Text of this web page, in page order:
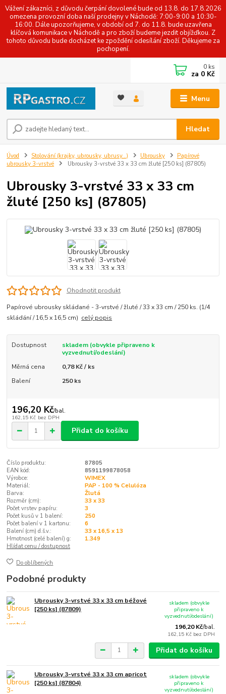
Vážení zákazníci, z důvodu čerpání dovolené bude od 13.8. do 17.8.2026
omezena provozní doba naší prodejny v Náchodě: 7:00-9:00 a 10:30-
16:00. Dále upozorňujeme, v období od 7. do 11.8. bude uzavřena
klíčová komunikace v Náchodě a pro zboží budeme jezdit objížďkou. Z
tohoto důvodu bude docházet ke zpoždění odesílání zboží. Děkujeme za
pochopení.
Menu
Hledat
0 ks
za 0 Kč
Úvod Stolování (krajky, ubrousky, ubrusy...) Ubrousky
Papírové
ubrousky 3-vrstvé
Ubrousky 3-vrstvé 33 x 33 cm žluté [250 ks] (87805)
Ubrousky 3-vrstvé 33 x 33 cm
žluté [250 ks] (87805)
Ohodnotit produkt
Papírové ubrousky skládané - 3-vrstvé / žluté / 33 x 33 cm / 250 ks. (1/4
skládání / 16,5 x 16,5 cm) celý popis
Dostupnost
skladem (obvykle připraveno k
vyzvednutí/odeslání)
Měrná cena
0,78 Kč / ks
Balení
250 ks
196,20 Kč/bal.
162,15 Kč bez DPH
Přidat do košíku
Číslo produktu:
87805
EAN kód:
8591199878058
Výrobce:
WIMEX
Materiál:
PAP - 100 % Celulóza
Barva:
Žlutá
Rozměr (cm):
33 x 33
Počet vrstev papíru:
3
Počet kusů v 1 balení:
250
Počet balení v 1 kartonu:
6
Balení (cm) d.š.v.:
33 x 16,5 x 13
Hmotnost (celé balení) g:
1.349
Hlídat cenu / dostupnost
Do oblíbených
Podobné produkty
Ubrousky 3-vrstvé 33 x 33 cm béžové
[250 ks] (87809)
196,20 Kč/bal.
162,15 Kč bez DPH
skladem (obvykle
připraveno k
vyzvednutí/odeslání)
Přidat do košíku
Ubrousky 3-vrstvé 33 x 33 cm apricot
[250 ks] (87804)
skladem (obvykle
připraveno k
vyzvednutí/odeslání)